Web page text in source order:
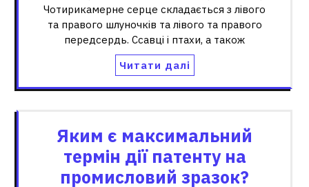
Чотирикамерне серце складається з лівого
та правого шлуночків та лівого та правого
передсердь. Ссавці і птахи, а також
Читати далі
Яким є максимальний
термін дії патенту на
промисловий зразок?